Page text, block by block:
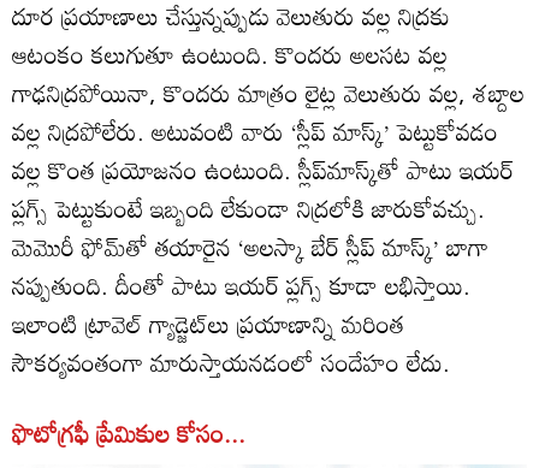
దూర ప్రయాణాలు చేస్తున్నప్పుడు వెలుతురు వల్ల నిద్రకు
ఆటంకం కలుగుతూ ఉంటుంది. కొందరు అలసట వల్ల
గాఢనిద్రపోయినా, కొందరు మాత్రం లైట్ల వెలుతురు వల్ల, శబ్దాల
వల్ల నిద్రపోలేరు. అటువంటి వారు ‘స్లీప్‌ మాస్క్‌’ పెట్టుకోవడం
వల్ల కొంత ప్రయోజనం ఉంటుంది. స్లీప్‌మాస్క్‌తో పాటు ఇయర్‌
ప్లగ్స్‌ పెట్టుకుంటే ఇబ్బంది లేకుండా నిద్రలోకి జారుకోవచ్చు.
మెమొరీ ఫోమ్‌తో తయారైన ‘అలస్కా బేర్‌ స్లీప్‌ మాస్క్‌’ బాగా
నప్పుతుంది. దీంతో పాటు ఇయర్‌ ప్లగ్స్‌ కూడా లభిస్తాయి.
ఇలాంటి ట్రావెల్‌ గ్యాడ్జెట్‌లు ప్రయాణాన్ని మరింత
సౌకర్యవంతంగా మారుస్తాయనడంలో సందేహం లేదు.
ఫొటోగ్రఫీ ప్రేమికుల కోసం...